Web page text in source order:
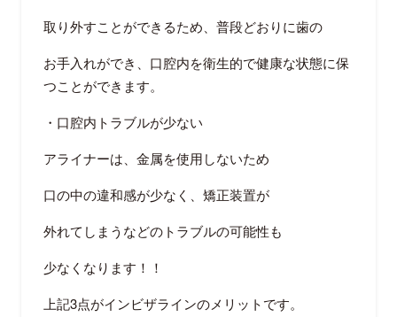
取り外すことができるため、普段どおりに歯の
お手入れができ、口腔内を衛生的で健康な状態に保
つことができます。
・口腔内トラブルが少ない
アライナーは、金属を使用しないため
口の中の違和感が少なく、矯正装置が
外れてしまうなどのトラブルの可能性も
少なくなります！！
上記3点がインビザラインのメリットです。